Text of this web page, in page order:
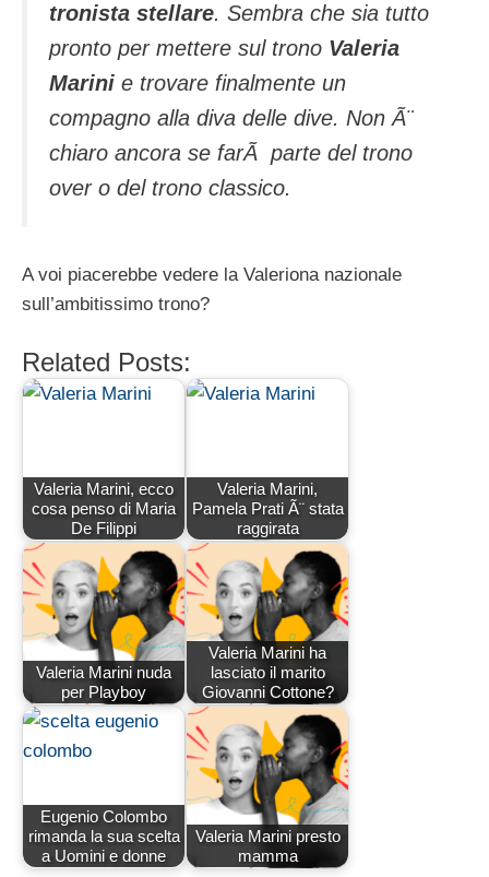
tronista stellare. Sembra che sia tutto
pronto per mettere sul trono Valeria
Marini e trovare finalmente un
compagno alla diva delle dive. Non Ã¨
chiaro ancora se farÃ parte del trono
over o del trono classico.
A voi piacerebbe vedere la Valeriona nazionale
sull’ambitissimo trono?
Related Posts:
Valeria Marini, ecco
cosa penso di Maria
De Filippi
Valeria Marini,
Pamela Prati Ã¨ stata
raggirata
Valeria Marini nuda
per Playboy
Valeria Marini ha
lasciato il marito
Giovanni Cottone?
Eugenio Colombo
rimanda la sua scelta
a Uomini e donne
Valeria Marini presto
mamma